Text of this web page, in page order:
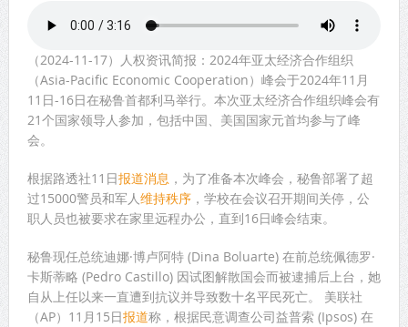
（2024-11-17）人权资讯简报：2024年亚太经济合作组织
（Asia-Pacific Economic Cooperation）峰会于2024年11月
11日-16日在秘鲁首都利马举行。本次亚太经济合作组织峰会有
21个国家领导人参加，包括中国、美国国家元首均参与了峰
会。
根据路透社11日报道消息 ，为了准备本次峰会，秘鲁部署了超
过15000警员和军人维持秩序，学校在会议召开期间关停，公
职人员也被要求在家里远程办公，直到16日峰会结束。
秘鲁现任总统迪娜·博卢阿特 (Dina Boluarte) 在前总统佩德罗·
卡斯蒂略 (Pedro Castillo) 因试图解散国会而被逮捕后上台，她
自从上任以来一直遭到抗议并导致数十名平民死亡。 美联社
（AP）11月15日报道称，根据民意调查公司益普索 (Ipsos) 在